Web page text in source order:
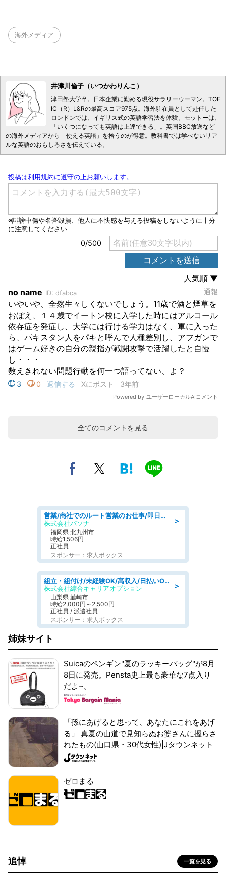
海外メディア
井津川倫子（いつかわりんこ）
津田塾大学卒。日本企業に勤める現役サラリーウーマン。TOE
IC（R）L&Rの最高スコア975点。海外駐在員として赴任した
ロンドンでは、イギリス式の英語学習法を体験。モットーは、
「いくつになっても英語は上達できる」。英国BBC放送など
の海外メディアから「使える英語」を拾うのが得意。教科書では学べないリア
ルな英語のおもしろさを伝えている。
全てのコメントを見る
＞
営業/商社でのルート営業のお仕事/即日勤務可/車通勤可/営業
株式会社パソナ
福岡県 北九州市
時給1,506円
正社員
スポンサー：求人ボックス
＞
組立・組付け/未経験OK/高収入/日払いOK/寮費無料/日勤
株式会社綜合キャリアオプション
山梨県 韮崎市
時給2,000円～2,500円
正社員 / 派遣社員
スポンサー：求人ボックス
姉妹サイト
Suicaのペンギン"夏のラッキーバッグ"が8月
8日に発売。Pensta史上最も豪華な7点入り
だよ~。
「孫にあげると思って、あなたにこれをあげ
る」 真夏の山道で見知らぬお婆さんに握らさ
れたもの(山口県・30代女性)|Jタウンネット
ゼロまる
追悼 一覧を見る